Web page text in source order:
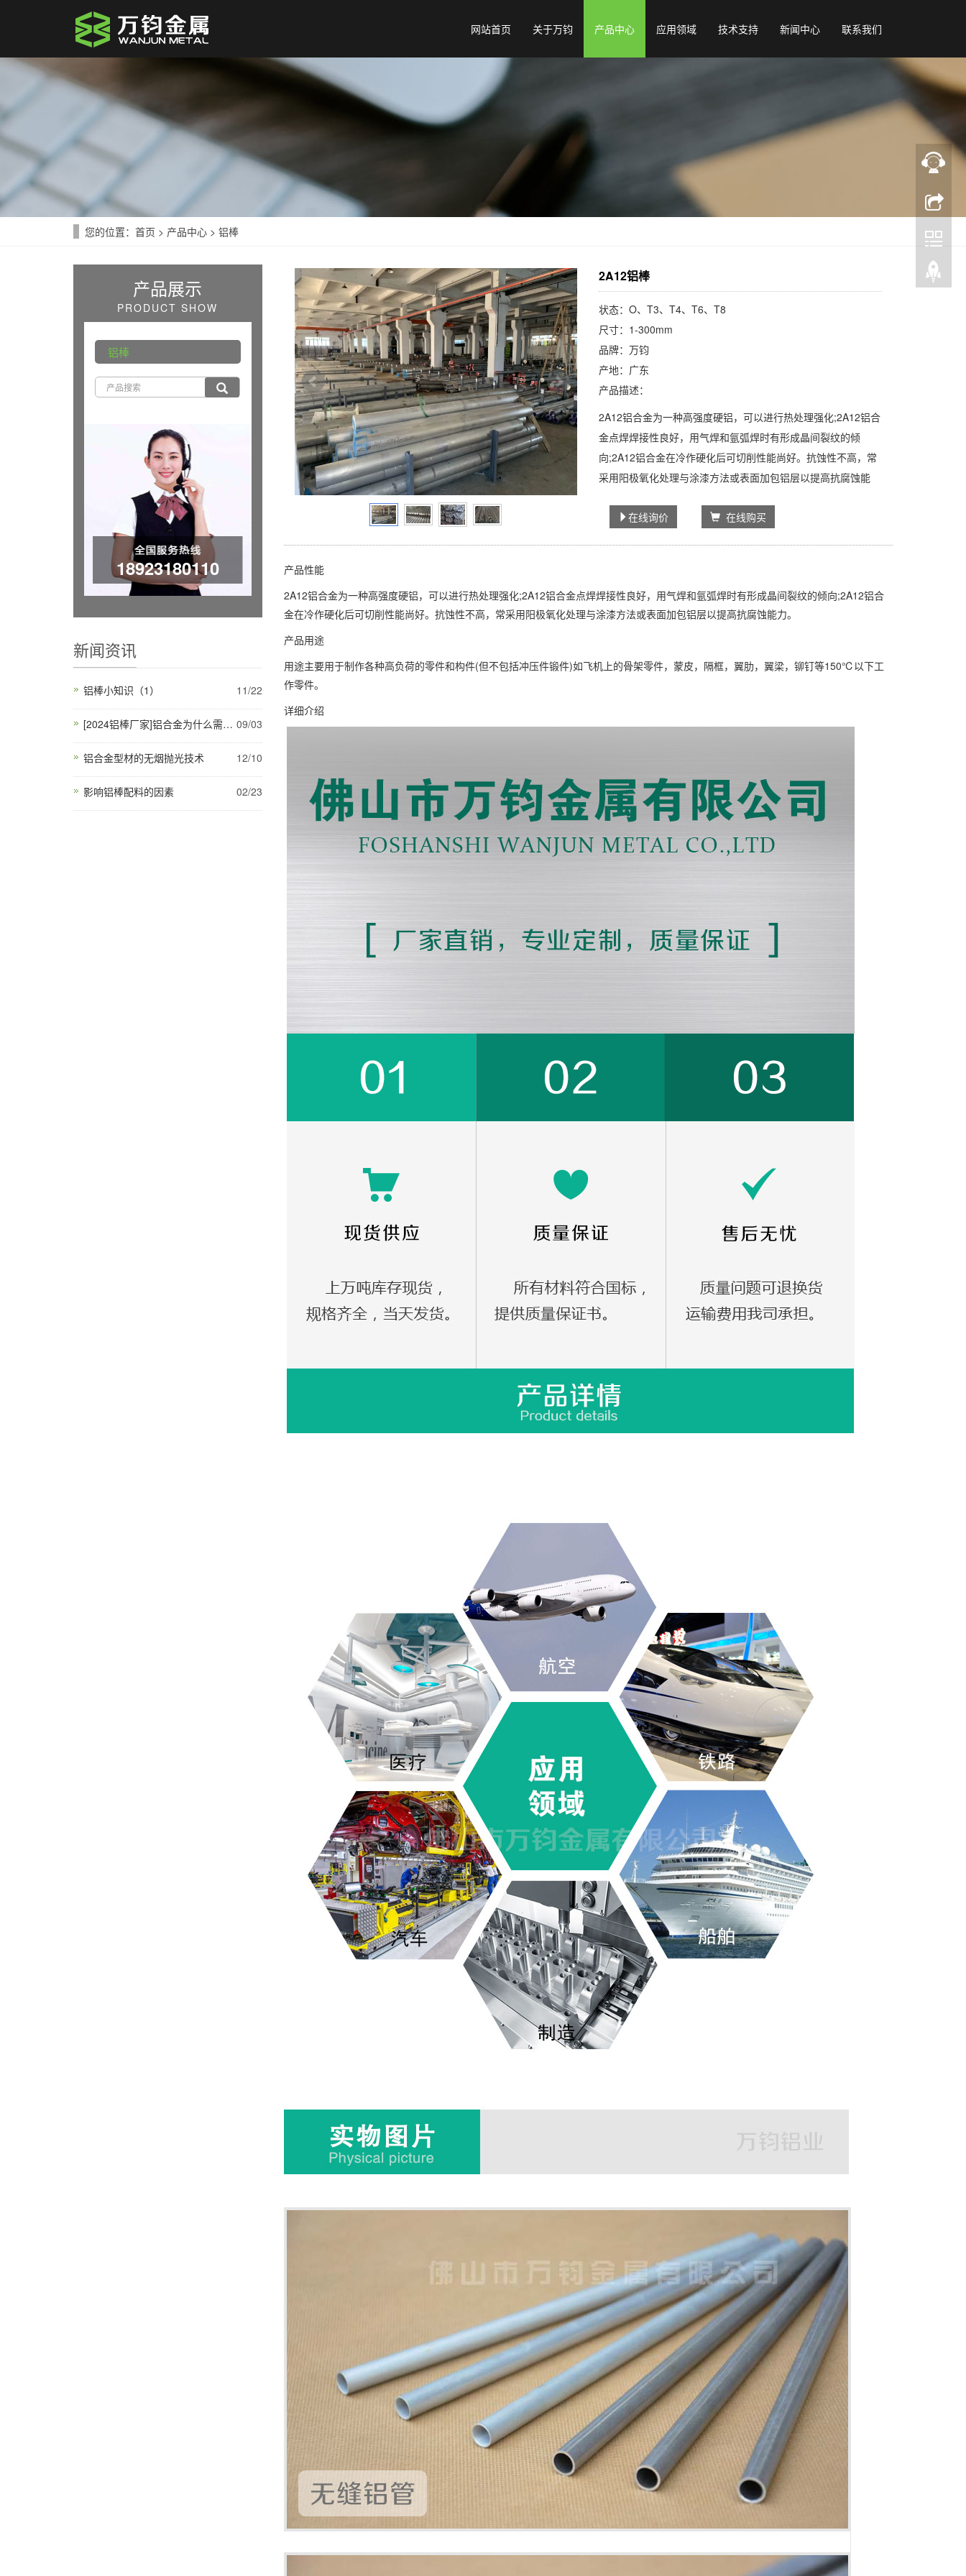
网站首页 关于万钧 产品中心 应用领域 技术支持 新闻中心 联系我们
您的位置： 首页 > 产品中心 > 铝棒
2A12铝棒
状态：O、T3、T4、T6、T8
尺寸：1-300mm
品牌：万钧
产地：广东
产品描述：
2A12铝合金为一种高强度硬铝，可以进行热处理强化;2A12铝合
金点焊焊接性良好，用气焊和氩弧焊时有形成晶间裂纹的倾
向;2A12铝合金在冷作硬化后可切削性能尚好。抗蚀性不高，常
采用阳极氧化处理与涂漆方法或表面加包铝层以提高抗腐蚀能
在线询价
在线购买
产品性能
2A12铝合金为一种高强度硬铝，可以进行热处理强化;2A12铝合金点焊焊接性良好，用气焊和氩弧焊时有形成晶间裂纹的倾向;2A12铝合
金在冷作硬化后可切削性能尚好。抗蚀性不高，常采用阳极氧化处理与涂漆方法或表面加包铝层以提高抗腐蚀能力。
产品用途
用途主要用于制作各种高负荷的零件和构件(但不包括冲压件锻件)如飞机上的骨架零件，蒙皮，隔框，翼肋，翼梁，铆钉等150℃以下工
作零件。
详细介绍
产品展示
PRODUCT SHOW
铝棒
18923180110
新闻资讯
铝棒小知识（1） 11/22
[2024铝棒厂家]铝合金为什么需要表面氧化处理？ 09/03
铝合金型材的无烟抛光技术 12/10
影响铝棒配料的因素 02/23